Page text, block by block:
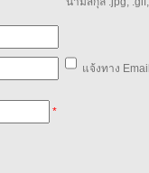
แจ้งทาง
*